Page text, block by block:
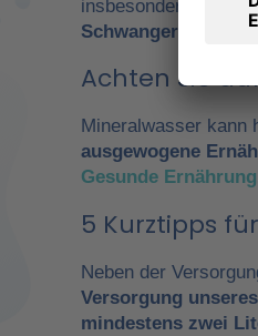
insbesondere
Schwangerschaft
Achten Sie
Mineralwasser kann
ausgewogene
Gesunde Ernährung
5 Kurztipps
Neben der
Versorgung
mindestens zwei